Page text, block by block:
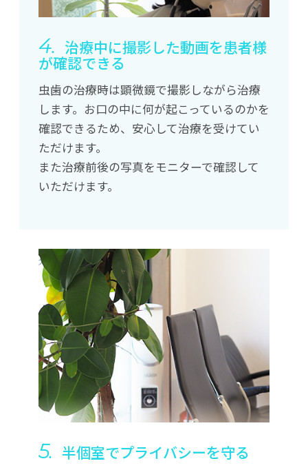
4. 治療中に撮影した動画を患者様
が確認できる
虫歯の治療時は顕微鏡で撮影しながら治療
します。お口の中に何が起こっているのかを
確認できるため、安心して治療を受けてい
ただけます。
また治療前後の写真をモニターで確認して
いただけます。
5. 半個室でプライバシーを守る